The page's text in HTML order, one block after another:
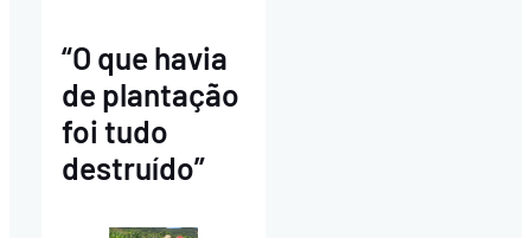
“O que havia
de plantação
foi tudo
destruído”